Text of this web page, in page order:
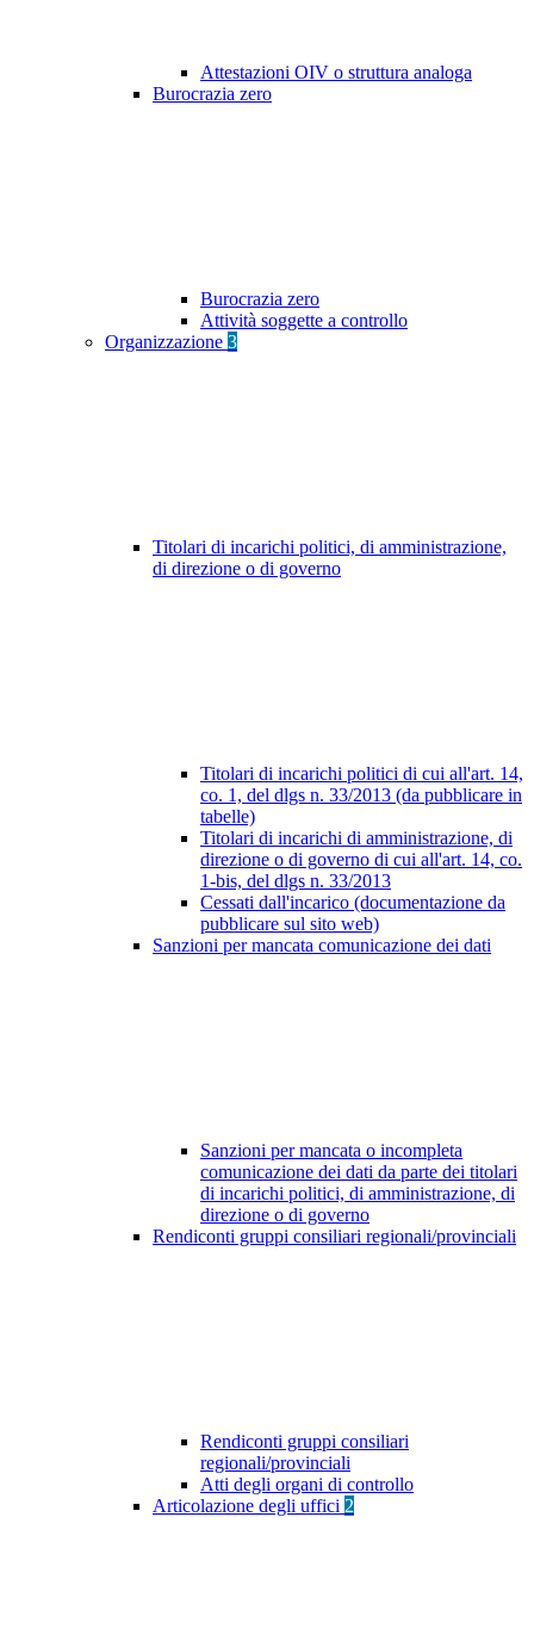
Attestazioni OIV o struttura analoga
Burocrazia zero
Burocrazia zero
Attività soggette a controllo
Organizzazione 3
Titolari di incarichi politici, di amministrazione,
di direzione o di governo
Titolari di incarichi politici di cui all'art. 14,
co. 1, del dlgs n. 33/2013 (da pubblicare in
tabelle)
Titolari di incarichi di amministrazione, di
direzione o di governo di cui all'art. 14, co.
1-bis, del dlgs n. 33/2013
Cessati dall'incarico (documentazione da
pubblicare sul sito web)
Sanzioni per mancata comunicazione dei dati
Sanzioni per mancata o incompleta
comunicazione dei dati da parte dei titolari
di incarichi politici, di amministrazione, di
direzione o di governo
Rendiconti gruppi consiliari regionali/provinciali
Rendiconti gruppi consiliari
regionali/provinciali
Atti degli organi di controllo
Articolazione degli uffici 2